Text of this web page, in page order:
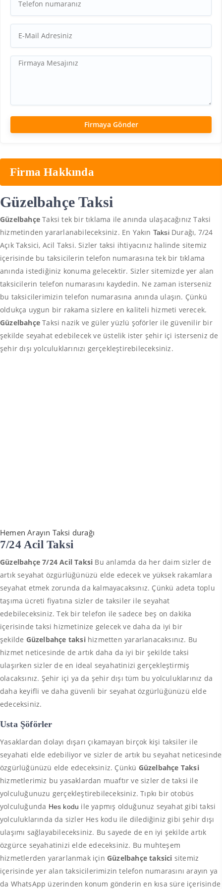
Firma Hakkında
Güzelbahçe Taksi
Güzelbahçe Taksi tek bir tıklama ile anında ulaşacağınız Taksi
hizmetinden yararlanabileceksiniz. En Yakın TaksiDurağı, 7/24
Açık Taksici, Acil Taksi. Sizler taksi ihtiyacınız halinde sitemiz
içerisinde bu taksicilerin telefon numarasına tek bir tıklama
anında istediğiniz konuma gelecektir. Sizler sitemizde yer alan
taksicilerin telefon numarasını kaydedin. Ne zaman isterseniz
bu taksicilerimizin telefon numarasına anında ulaşın. Çünkü
oldukça uygun bir rakama sizlere en kaliteli hizmeti verecek.
Güzelbahçe Taksi nazik ve güler yüzlü şoförler ile güvenilir bir
şekilde seyahat edebilecek ve üstelik ister şehir içi isterseniz de
şehir dışı yolculuklarınızı gerçekleştirebileceksiniz.
Hemen Arayın Taksi durağı
7/24 Acil Taksi
Güzelbahçe 7/24 Acil Taksi Bu anlamda da her daim sizler de
artık seyahat özgürlüğünüzü elde edecek ve yüksek rakamlara
seyahat etmek zorunda da kalmayacaksınız. Çünkü adeta toplu
taşıma ücreti fiyatına sizler de taksiler ile seyahat
edebileceksiniz. Tek bir telefon ile sadece beş on dakika
içerisinde taksi hizmetinize gelecek ve daha da iyi bir
şekilde Güzelbahçe taksihizmetten yararlanacaksınız. Bu
hizmet neticesinde de artık daha da iyi bir şekilde taksi
ulaşırken sizler de en ideal seyahatinizi gerçekleştirmiş
olacaksınız. Şehir içi ya da şehir dışı tüm bu yolculuklarınız da
daha keyifli ve daha güvenli bir seyahat özgürlüğünüzü elde
edeceksiniz.
Usta Şöförler
Yasaklardan dolayı dışarı çıkamayan birçok kişi taksiler ile
seyahati elde edebiliyor ve sizler de artık bu seyahat neticesinde
özgürlüğünüzü elde edeceksiniz. Çünkü Güzelbahçe Taksi
hizmetlerimiz bu yasaklardan muaftır ve sizler de taksi ile
yolculuğunuzu gerçekleştirebileceksiniz. Tıpkı bir otobüs
yolculuğunda Hes kodu ile yapmış olduğunuz seyahat gibi taksi
yolculuklarında da sizler Hes kodu ile dilediğiniz gibi şehir dışı
ulaşımı sağlayabileceksiniz. Bu sayede de en iyi şekilde artık
özgürce seyahatinizi elde edeceksiniz. Bu muhteşem
hizmetlerden yararlanmak için Güzelbahçe taksici sitemiz
içerisinde yer alan taksicilerimizin telefon numarasını arayın ya
da WhatsApp üzerinden konum gönderin en kısa süre içerisinde